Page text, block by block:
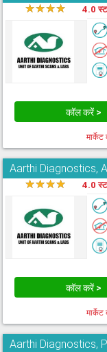
★★★★ 4.0
कॉल करें >
Aarthi Diagnostics,
★★★★ 4.0
कॉल करें >
Aarthi Diagnostics,